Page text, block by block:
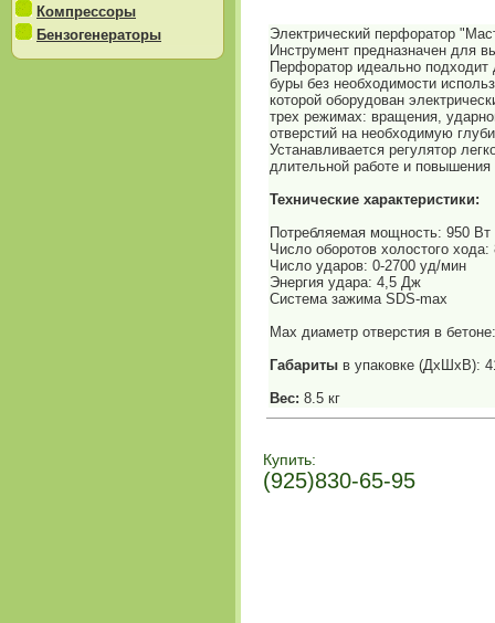
Компрессоры
Бензогенераторы
Электрический перфоратор
Инструмент предназначен для
Перфоратор идеально подходит
буры без необходимости
которой оборудован
трех режимах: вращения,
отверстий на необходимую
Устанавливается регулятор
длительной работе и
Технические характеристики:
Потребляемая мощность: 950 Вт
Число оборотов холостого
Число ударов: 0-2700 уд/мин
Энергия удара: 4,5 Дж
Система зажима SDS-max
Мах диаметр отверстия в
Габариты в упаковке (ДхШхВ):
Вес: 8.5 кг
Купить:
(925)830-65-95